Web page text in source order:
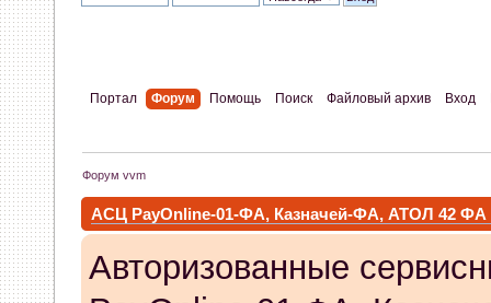
Портал Форум Помощь Поиск Файловый архив Вход
Форум vvm
АСЦ PayOnline-01-ФА, Казначей-ФА, АТОЛ 42 ФА
Авторизованные